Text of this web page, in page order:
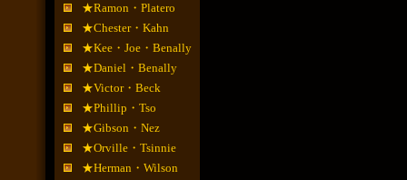
★Ramon・Platero
★Chester・Kahn
★Kee・Joe・Benally
★Daniel・Benally
★Victor・Beck
★Phillip・Tso
★Gibson・Nez
★Orville・Tsinnie
★Herman・Wilson